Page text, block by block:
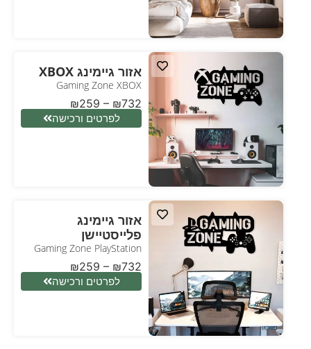
אזור גיימינג XBOX
Gaming Zone XBOX
₪259 – ₪732
לפרטים ורכישה
אזור גיימינג
פלייסטיישן
Gaming Zone PlayStation
₪259 – ₪732
לפרטים ורכישה